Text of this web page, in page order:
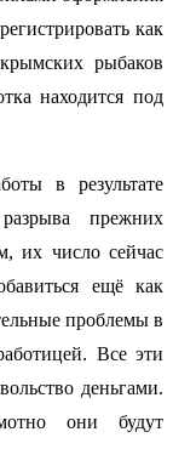
как
рыбаков
находится под
в результате
прежних
их число сейчас
ещё как
проблемы в
Все эти
деньгами.
они будут